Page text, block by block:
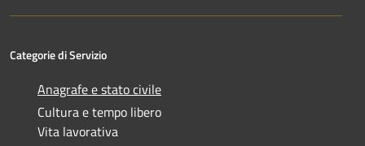
Categorie di Servizio
Anagrafe e stato civile
Cultura e tempo libero
Vita lavorativa